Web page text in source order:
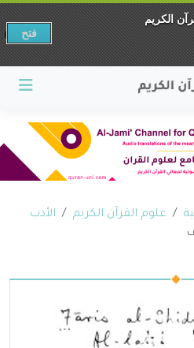
علوم القرآن الكريم
الأدب
الكريم
فتح